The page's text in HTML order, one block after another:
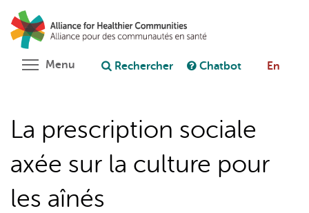
Aller
au
contenu
principal
Poser une question au chatbot
Menu Toggle menu visibility
Rechercher Chatbot En
La prescription sociale
axée sur la culture pour
les aînés